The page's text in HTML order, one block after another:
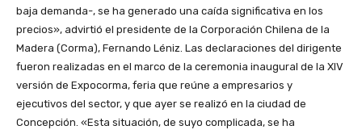
baja demanda-, se ha generado una caída significativa en los
precios», advirtió el presidente de la Corporación Chilena de la
Madera (Corma), Fernando Léniz. Las declaraciones del dirigente
fueron realizadas en el marco de la ceremonia inaugural de la XIV
versión de Expocorma, feria que reúne a empresarios y
ejecutivos del sector, y que ayer se realizó en la ciudad de
Concepción. «Esta situación, de suyo complicada, se ha